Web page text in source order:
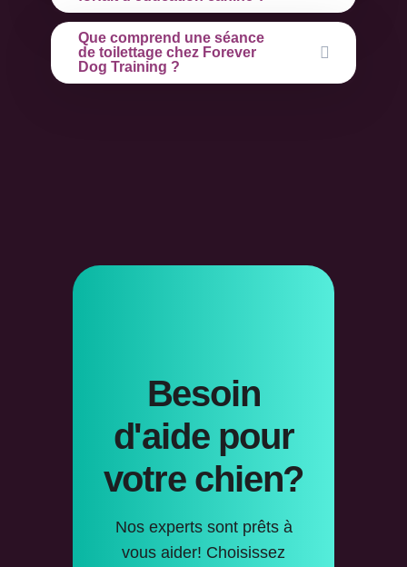
Que comprend une séance
de toilettage chez Forever
Dog Training ?
Besoin
d'aide pour
votre chien?
Nos experts sont prêts à
vous aider! Choisissez